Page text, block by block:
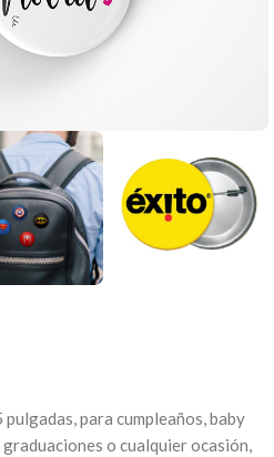
para cumpleaños, baby
o cualquier ocasión,